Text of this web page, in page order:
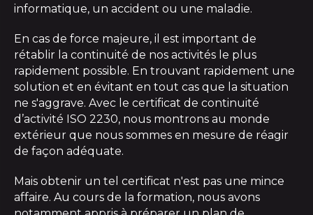
informatique, un accident ou une maladie.
En cas de force majeure, il est important de
rétablir la continuité de nos activités le plus
rapidement possible. En trouvant rapidement une
solution et en évitant en tout cas que la situation
ne s'aggrave. Avec le certificat de continuité
d’activité ISO 2230, nous montrons au monde
extérieur que nous sommes en mesure de réagir
de façon adéquate.
Mais obtenir un tel certificat n'est pas une mince
affaire. Au cours de la formation, nous avons